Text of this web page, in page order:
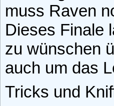
muss Raven
Dieses Finale
zu wünschen
auch um das
Tricks und